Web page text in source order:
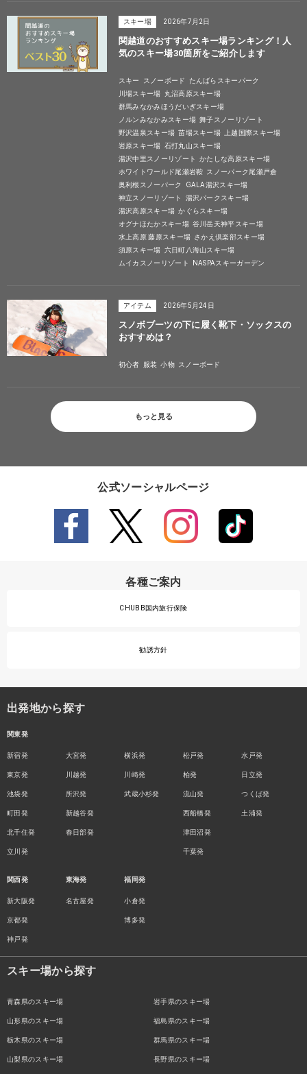
スキー場 2026年7月2日
関越道のおすすめスキー場ランキング！人
気のスキー場30箇所をご紹介します
スキー スノーボード
たんばらスキーパーク
川場スキー場
丸沼高原スキー場
群馬みなかみほうだいぎスキー場
ノルンみなかみスキー場 舞子スノーリゾート
野沢温泉スキー場 苗場スキー場 上越国際スキー場
岩原スキー場 石打丸山スキー場
湯沢中里スノーリゾート
かたしな高原スキー場
ホワイトワールド尾瀬岩鞍 スノーパーク尾瀬戸倉
奥利根スノーパーク
GALA湯沢スキー場
神立スノーリゾート
湯沢パークスキー場
湯沢高原スキー場 かぐらスキー場
オグナほたかスキー場 谷川岳天神平スキー場
水上高原 藤原スキー場 さかえ倶楽部スキー場
須原スキー場 六日町八海山スキー場
ムイカスノーリゾート
NASPAスキーガーデン
アイテム 2026年5月24日
スノボブーツの下に履く靴下・ソックスの
おすすめは？
初心者 服装 小物 スノーボード
もっと見る
公式ソーシャルページ
各種ご案内
CHUBB国内旅行保険
勧誘方針
出発地から探す
関東発
新宿発
東京発
池袋発
町田発
北千住発
立川発
大宮発
川越発
所沢発
新越谷発
春日部発
横浜発
川崎発
武蔵小杉発
松戸発
柏発
流山発
西船橋発
津田沼発
千葉発
水戸発
日立発
つくば発
土浦発
関西発
新大阪発
京都発
神戸発
東海発
名古屋発
福岡発
小倉発
博多発
スキー場から探す
青森県のスキー場 岩手県のスキー場
山形県のスキー場 福島県のスキー場
栃木県のスキー場 群馬県のスキー場
山梨県のスキー場 長野県のスキー場